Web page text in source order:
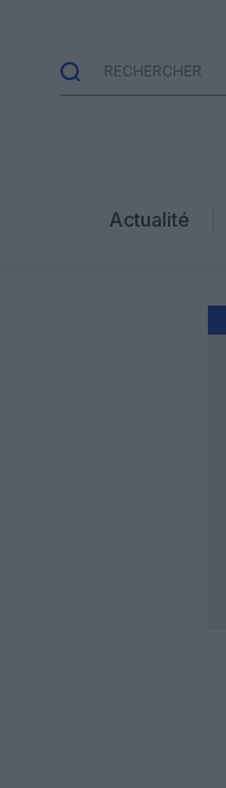
Actualité